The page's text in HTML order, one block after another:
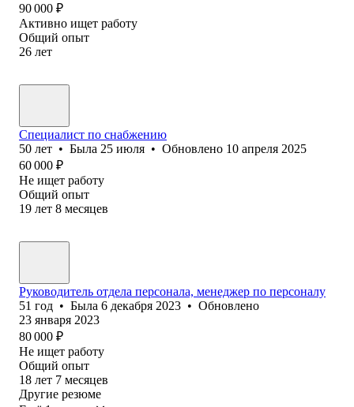
90 000 ₽
Активно ищет работу
Общий опыт
26 лет
Специалист по снабжению
50 лет • Была 25 июля • Обновлено 10 апреля 2025
60 000 ₽
Не ищет работу
Общий опыт
19 лет 8 месяцев
Руководитель отдела персонала, менеджер по персоналу
51 год • Была 6 декабря 2023 • Обновлено
23 января 2023
80 000 ₽
Не ищет работу
Общий опыт
18 лет 7 месяцев
Другие резюме